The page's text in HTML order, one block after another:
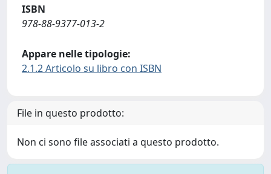
ISBN
978-88-9377-013-2
Appare nelle tipologie:
2.1.2 Articolo su libro con ISBN
File in questo prodotto:
Non ci sono file associati a questo prodotto.